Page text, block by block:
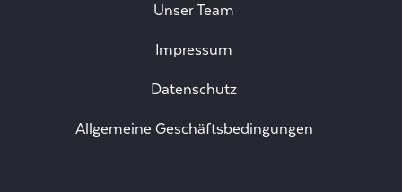
Unser Team
Impressum
Datenschutz
Allgemeine Geschäftsbedingungen